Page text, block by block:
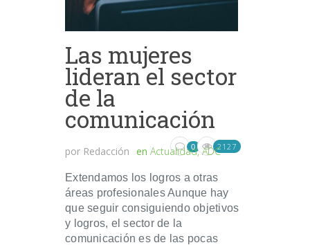
Las mujeres
lideran el sector
de la
comunicación
por Redacción en Actualidad, ADC
0 2127
Extendamos los logros a otras
áreas profesionales Aunque hay
que seguir consiguiendo objetivos
y logros, el sector de la
comunicación es de las pocas